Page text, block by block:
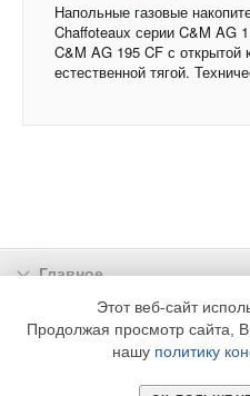
Напольные газовые
Chaffoteaux серии C&M AG
C&M AG 195 CF с открытой
естественной тягой.
Главное
Подписка
Информация
© 2002 - 2026 OOO Издательский
Этот веб-сайт
Продолжая просмотр сайта,
нашу политику